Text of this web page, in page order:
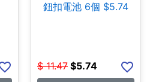
鈕扣電池 6個 $5.74
$ 11.47 $5.74